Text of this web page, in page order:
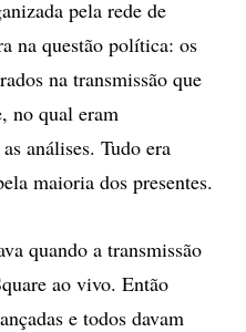
pela rede de
na questão política: os
na transmissão que
no qual eram
análises. Tudo era
maioria dos presentes.
quando a transmissão
ao vivo. Então
e todos davam